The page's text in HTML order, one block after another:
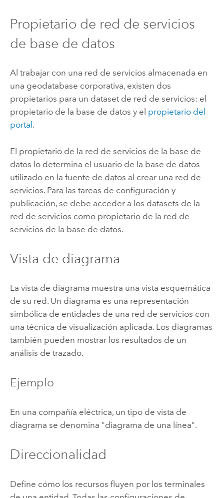
Propietario de red de servicios
de base de datos
Al trabajar con una red de servicios almacenada en
una geodatabase corporativa, existen dos
propietarios para un dataset de red de servicios: el
propietario de la base de datos y el propietario del
portal .
El propietario de la red de servicios de la base de
datos lo determina el usuario de la base de datos
utilizado en la fuente de datos al crear una red de
servicios. Para las tareas de configuración y
publicación, se debe acceder a los datasets de la
red de servicios como propietario de la red de
servicios de la base de datos.
Vista de diagrama
La vista de diagrama muestra una vista esquemática
de su red. Un diagrama es una representación
simbólica de entidades de una red de servicios con
una técnica de visualización aplicada. Los diagramas
también pueden mostrar los resultados de un
análisis de trazado.
Ejemplo
En una compañía eléctrica, un tipo de vista de
diagrama se denomina "diagrama de una línea".
Direccionalidad
Define cómo los recursos fluyen por los terminales